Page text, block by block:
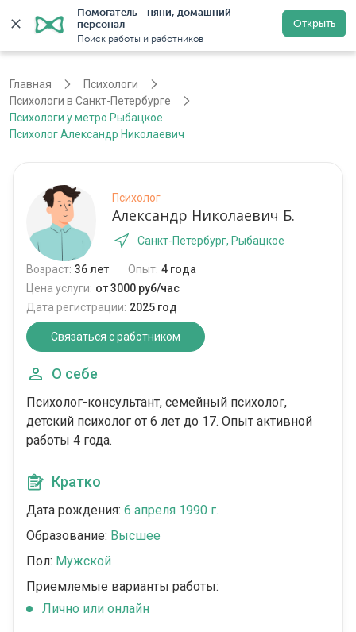
Помогатель - няни, домашний
персонал
Поиск работы и работников
Открыть
Санкт-Петербург Регистрация
Главная
Психологи
Психологи в Санкт-Петербурге
Психологи у метро Рыбацкое
Психолог Александр Николаевич
Психолог
Александр Николаевич Б.
Санкт-Петербург, Рыбацкое
Возраст: 36 лет Опыт: 4 года
Цена услуги: от 3000 руб/час
Дата регистрации: 2025 год
Связаться с работником
О себе
Психолог-консультант, семейный психолог,
детский психолог от 6 лет до 17. Опыт активной
работы 4 года.
Кратко
Дата рождения: 6 апреля 1990 г.
Образование: Высшее
Пол: Мужской
Приемлемые варианты работы:
Лично или онлайн